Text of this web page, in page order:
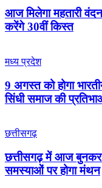
आज मिलेगा महतारी
करेंगे 30वीं किस्त
मध्य प्रदेश
9 अगस्त को होगा
सिंधी समाज की
छत्तीसगढ़
छत्तीसगढ़ में आज
समस्याओं पर होगा मंथन